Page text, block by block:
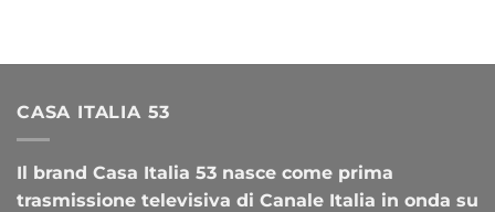
CASA ITALIA 53
Il brand Casa Italia 53 nasce come prima
trasmissione televisiva di Canale Italia in onda su